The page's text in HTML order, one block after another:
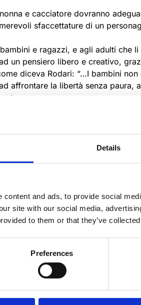
Details
content and ads, to provide social
site with our social media,
to them or that they’ve
Preferences
e cacciatore dovranno
sfaccettature di un
e ragazzi, e agli adulti che
un pensiero libero e creativo,
diceva Rodari: “…I bambini
affrontare la libertà senza paura,